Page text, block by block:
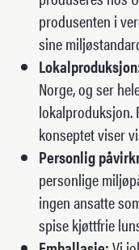
produsenten i
sine
Norge, og ser
lokalproduksjon.
konseptet viser
Personlig
personlige
ingen ansatte
spise kjøttfrie